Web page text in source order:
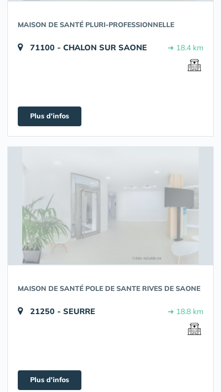
MAISON DE SANTÉ PLURI-PROFESSIONNELLE
71100 - CHALON SUR SAONE ➔ 18.4 km
Plus d'infos
MAISON DE SANTÉ POLE DE SANTE RIVES DE SAONE
21250 - SEURRE ➔ 18.8 km
Plus d'infos